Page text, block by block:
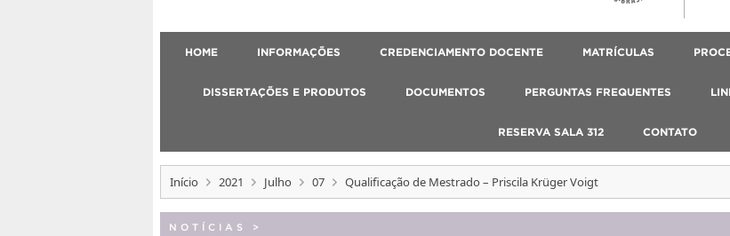
HOME INFORMAÇÕES CREDENCIAMENTO DOCENTE MATRÍCULAS
DISSERTAÇÕES E PRODUTOS DOCUMENTOS PERGUNTAS FREQUENTES
RESERVA SALA 312 CONTATO
Início 2021 Julho 07 Qualificação de Mestrado – Priscila Krüger Voigt
NOTÍCIAS >